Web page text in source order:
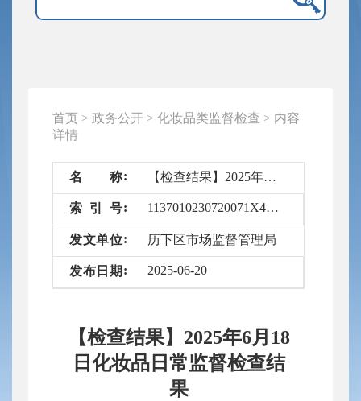
首页 > 政务公开 > 化妆品类监督检查 > 内容
详情
名 称 【检查结果】2025年6月18日化妆品日常监督检查结果
索 引 号 1137010230720071X4/2025-6659614
发文单位 历下区市场监督管理局
发布 日 期 2025-06-20
【检查结果】2025年6月18
日化妆品日常监督检查结
果